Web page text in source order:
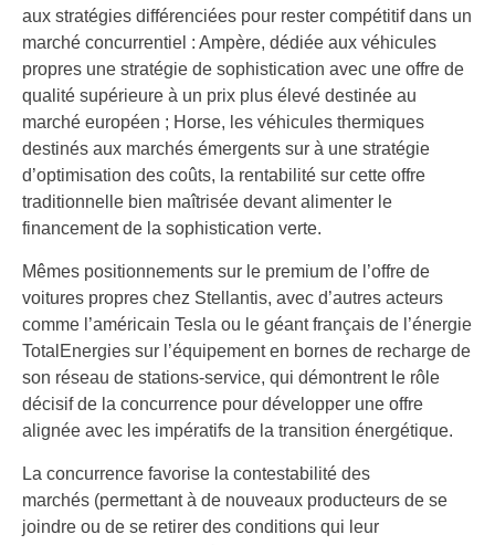
aux stratégies différenciées pour rester compétitif dans un
marché concurrentiel : Ampère, dédiée aux véhicules
propres une stratégie de sophistication avec une offre de
qualité supérieure à un prix plus élevé destinée au
marché européen ; Horse, les véhicules thermiques
destinés aux marchés émergents sur à une stratégie
d’optimisation des coûts, la rentabilité sur cette offre
traditionnelle bien maîtrisée devant alimenter le
financement de la sophistication verte.
Mêmes positionnements sur le premium de l’offre de
voitures propres chez Stellantis, avec d’autres acteurs
comme l’américain Tesla ou le géant français de l’énergie
TotalEnergies sur l’équipement en bornes de recharge de
son réseau de stations-service, qui démontrent le rôle
décisif de la concurrence pour développer une offre
alignée avec les impératifs de la transition énergétique.
La concurrence favorise la contestabilité des
marchés (permettant à de nouveaux producteurs de se
joindre ou de se retirer des conditions qui leur